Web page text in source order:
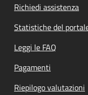
Richiedi assistenza
Statistiche del
Leggi le FAQ
Pagamenti
Riepilogo valutazioni